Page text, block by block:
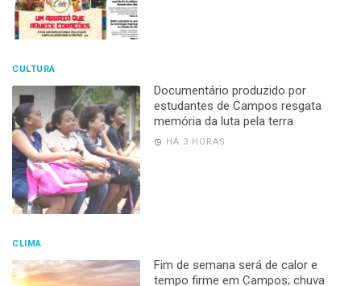
CULTURA
Documentário produzido por
estudantes de Campos resgata
memória da luta pela terra
HÁ 3 HORAS
CLIMA
Fim de semana será de calor e
tempo firme em Campos; chuva